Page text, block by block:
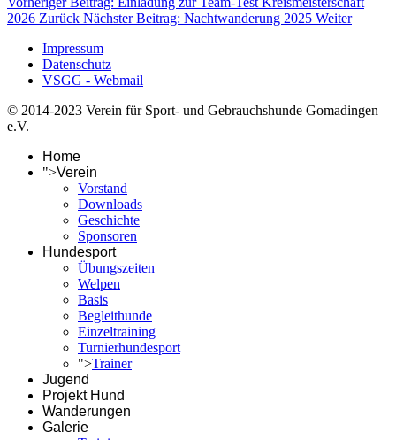
2026 Zurück Nächster Beitrag: Nachtwanderung 2025 Weiter
Impressum
Datenschutz
VSGG - Webmail
© 2014-2023 Verein für Sport- und Gebrauchshunde Gomadingen
e.V.
Home
">Verein
Vorstand
Downloads
Geschichte
Sponsoren
Hundesport
Übungszeiten
Welpen
Basis
Begleithunde
Einzeltraining
Turnierhundesport
">Trainer
Jugend
Projekt Hund
Wanderungen
Galerie